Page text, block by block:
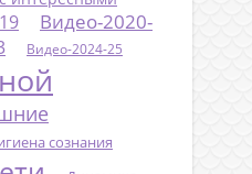
Видео-2020-
Видео-2024-25
сознания